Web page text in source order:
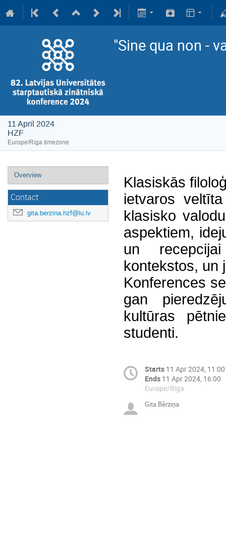
"Sine qua non -
11 April 2024
HZF
Europe/Riga timezone
Overview
Contact
gita.berzina.hzf@lu.lv
Klasiskās
ietvaros
klasisko
aspektiem,
un
kontekstos, un
Konferences
gan
kultūras
studenti.
Starts 11 Apr 2024, 11:00
Ends 11 Apr 2024, 16:00
Europe/Riga
Gita Bērziņa